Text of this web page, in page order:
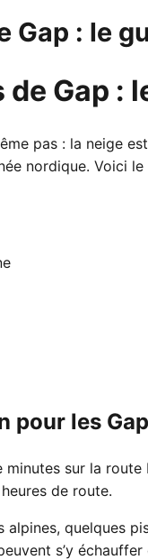
Gap : le
Gap :
pas : la neige
nordique. Voici
pour les
sur la
de route.
alpines, quelques
s’y